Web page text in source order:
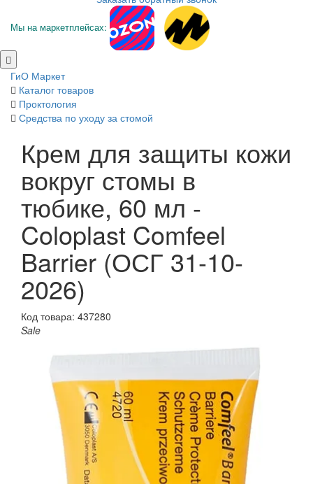
Мы на маркетплейсах:
ГиО Маркет
Каталог товаров
Проктология
Средства по уходу за стомой
Крем для защиты кожи
вокруг стомы в
тюбике, 60 мл -
Coloplast Comfeel
Barrier (ОСГ 31-10-
2026)
Код товара: 437280
Sale